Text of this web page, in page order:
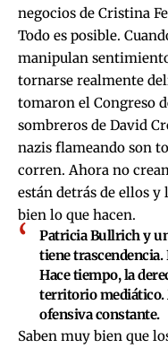
negocios de Cristina
Todo es posible.
manipulan
tornarse realmente
tomaron el Congreso
sombreros de David
nazis flameando son
corren. Ahora no
están detrás de ellos y
bien lo que hacen.
Patricia Bullrich y
tiene trascendencia.
Hace tiempo, la
territorio mediático.
ofensiva constante.
Saben muy bien que